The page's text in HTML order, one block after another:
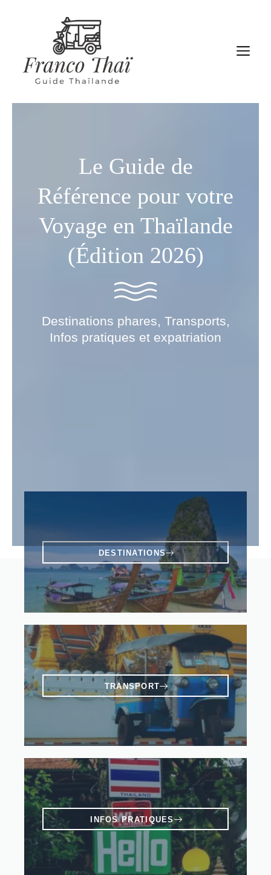
Le Guide de
Référence pour votre
Voyage en Thaïlande
(Édition 2026)
Destinations phares, Transports,
Infos pratiques et expatriation
DESTINATIONS
TRANSPORT
INFOS PRATIQUES